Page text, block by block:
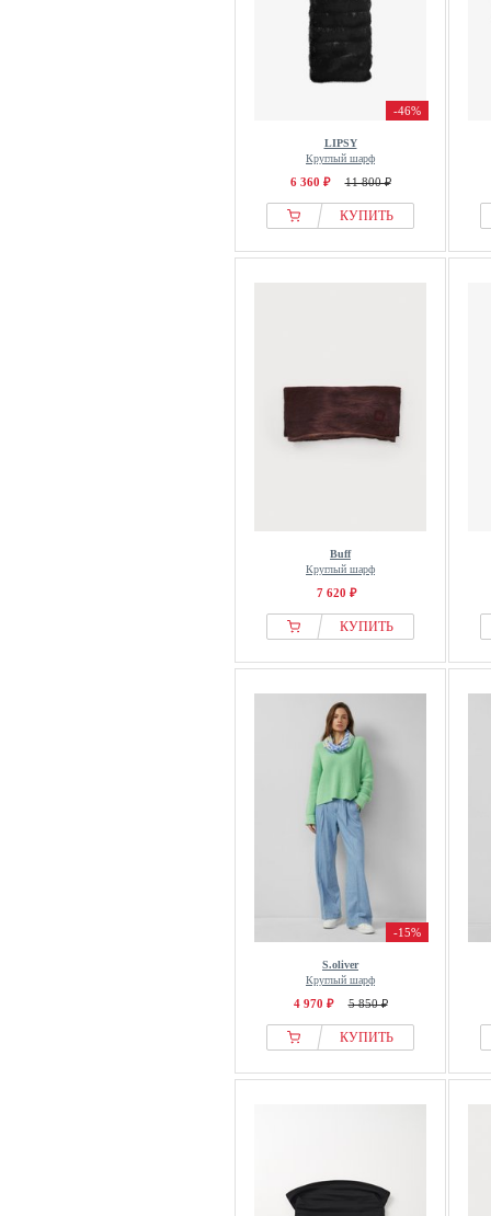
-46%
LIPSY
Круглый шарф
6 360 ₽ 11 800 ₽
КУПИТЬ
Buff
Круглый шарф
7 620 ₽
КУПИТЬ
-15%
S.oliver
Круглый шарф
4 970 ₽ 5 850 ₽
КУПИТЬ